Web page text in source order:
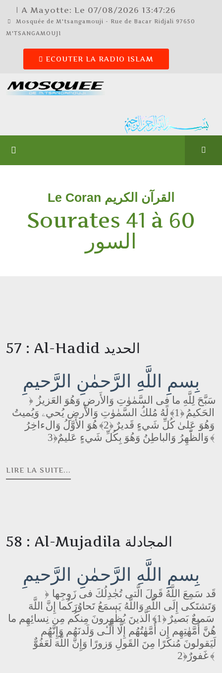
| A Mayotte: Le 07/08/2026 13:47:26
Mosquée de M'tsangamouji - Rue de Bacar Ridjali 97650
M'TSANGAMOUJI
ECOUTER LA RADIO ISLAM
Le Coran القرآن الكريم
Sourates 41 à 60
السور
57 : Al-Hadid الحديد
بِسمِ اللَّهِ الرَّحمٰنِ الرَّحيمِ
﴿ سَبَّحَ لِلَّهِ ما فِى السَّمٰوٰتِ وَالأَرضِ وَهُوَ العَزيزُ
الحَكيمُ ﴿1﴾
لَهُ مُلكُ السَّمٰوٰتِ وَالأَرضِ يُحيۦ وَيُميتُ
وَهُوَ عَلىٰ كُلِّ شَيءٍ قَديرٌ ﴿2﴾
هُوَ الأَوَّلُ وَالءاخِرُ
وَالظّٰهِرُ وَالباطِنُ وَهُوَ بِكُلِّ شَيءٍ عَليمٌ﴿3﴾
LIRE LA SUITE...
58 : Al-Mujadila المجادلة
بِسمِ اللَّهِ الرَّحمٰنِ الرَّحيمِ
﴿ قَد سَمِعَ اللَّهُ قَولَ الَّتى تُجٰدِلُكَ فى زَوجِها
وَتَشتَكى إِلَى اللَّهِ وَاللَّهُ يَسمَعُ تَحاوُرَكُما إِنَّ اللَّهَ
سَميعٌ بَصيرٌ ﴿1﴾
الَّذينَ يُظٰهِرونَ مِنكُم مِن نِسائِهِم ما
هُنَّ أُمَّهٰتِهِم إِن أُمَّهٰتُهُم إِلَّا الّٰـٔى وَلَدنَهُم وَإِنَّهُم
لَيَقولونَ مُنكَرًا مِنَ القَولِ وَزورًا وَإِنَّ اللَّهَ لَعَفُوٌّ
غَفورٌ﴿2﴾